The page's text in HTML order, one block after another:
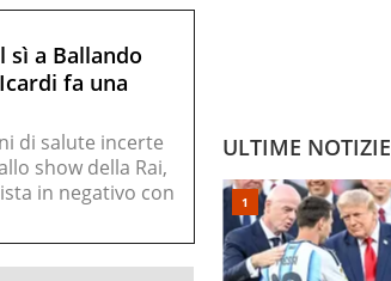
sì a Ballando
fa una
di salute incerte
show della Rai,
in negativo con
ULTIME NOTIZIE